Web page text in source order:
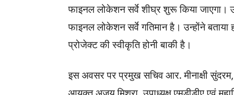
फाइनल लोकेशन सर्वे शीघ्र शुरू किया जाएगा।
फाइनल लोकेशन सर्वे गतिमान है। उन्होंने बताया
प्रोजेक्ट की स्वीकृति होनी बाकी है।
इस अवसर पर प्रमुख सचिव आर. मीनाक्षी